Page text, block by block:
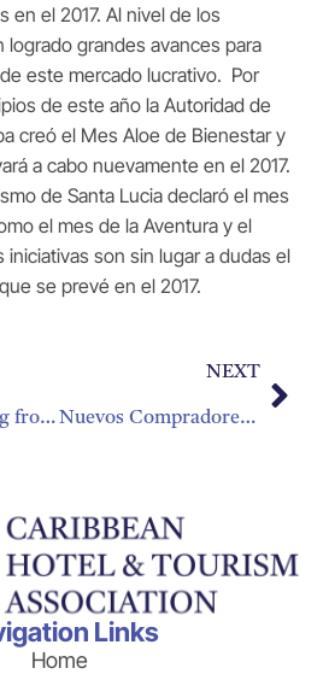
en el 2017. Al nivel de los
logrado grandes avances para
este mercado lucrativo. Por
de este año la Autoridad de
creó el Mes Aloe de Bienestar y
a cabo nuevamente en el 2017.
de Santa Lucia declaró el mes
el mes de la Aventura y el
iniciativas son sin lugar a dudas el
se prevé en el 2017.
Holiday Greeting from CHTA
NEXT
Nuevos Compradores Participan en Caribbean Travel Marketplace
Links
Home